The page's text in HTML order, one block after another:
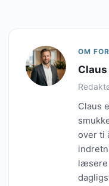
OM
Claus
over ti
læsere